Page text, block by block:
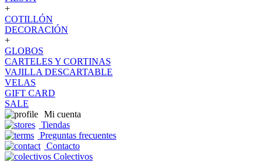
+
COTILLÓN
DECORACIÓN
+
GLOBOS
CARTELES Y CORTINAS
VAJILLA DESCARTABLE
VELAS
GIFT CARD
SALE
Mi cuenta
Tiendas
Preguntas frecuentes
Contacto
Colectivos